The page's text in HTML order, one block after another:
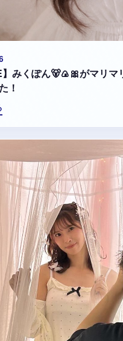
】みくぽん🐻🍙🎀がマリ
！